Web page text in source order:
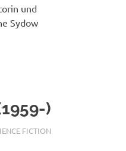
und
Sydow
)
FICTION